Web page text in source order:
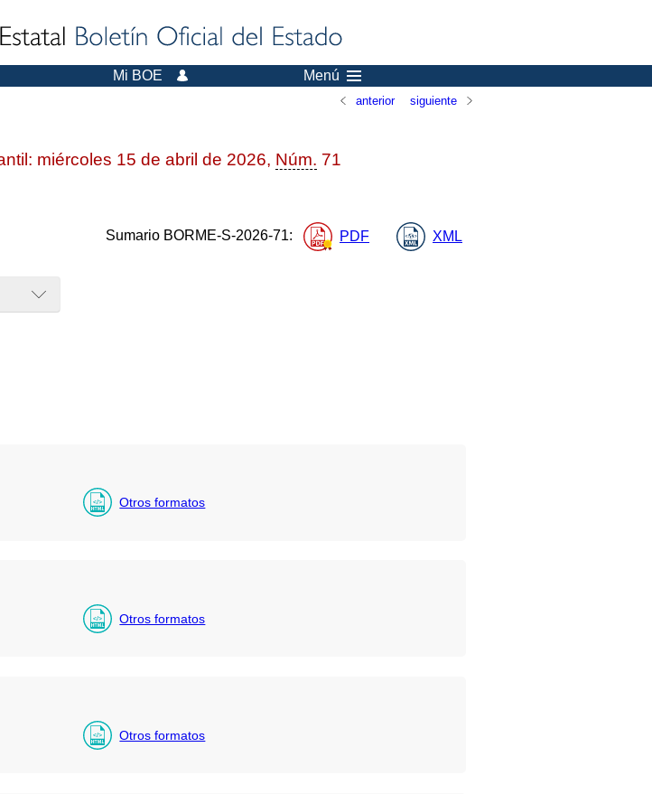
Mi BOE Menú
anterior siguiente
miércoles 15 de abril de 2026, Núm. 71
Sumario BORME-S-2026-71: PDF XML
Otros formatos
Otros formatos
Otros formatos